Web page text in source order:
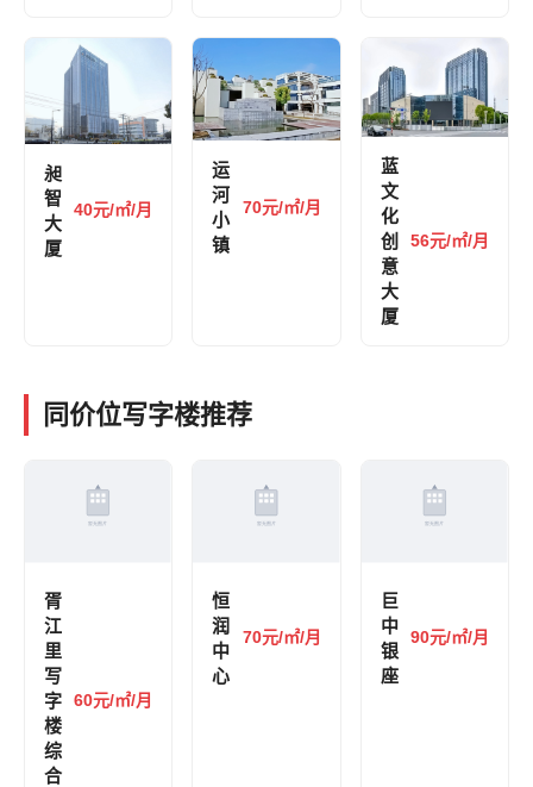
昶
智
大
厦
40元/㎡/月
运
河
小
镇
70元/㎡/月
蓝
文
化
创
意
大
厦
56元/㎡/月
同价位写字楼推荐
胥
江
里
写
字
楼
综
合
60元/㎡/月
恒
润
中
心
70元/㎡/月
巨
中
银
座
90元/㎡/月